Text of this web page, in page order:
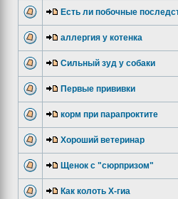
Есть ли побочные
аллергия у котенка
Сильный зуд у собаки
Первые прививки
корм при парапроктите
Хороший ветеринар
Щенок с "сюрпризом"
Как колоть Х-гиа